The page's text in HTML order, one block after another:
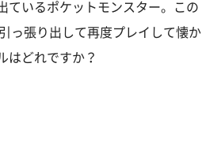
ているポケットモンスター。この
っ張り出して再度プレイして懐か
はどれですか？